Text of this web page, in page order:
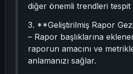
diğer önemli trendleri tespit
3. **Geliştirilmiş Rapor
– Rapor başlıklarına
raporun amacını ve
anlamanızı sağlar.